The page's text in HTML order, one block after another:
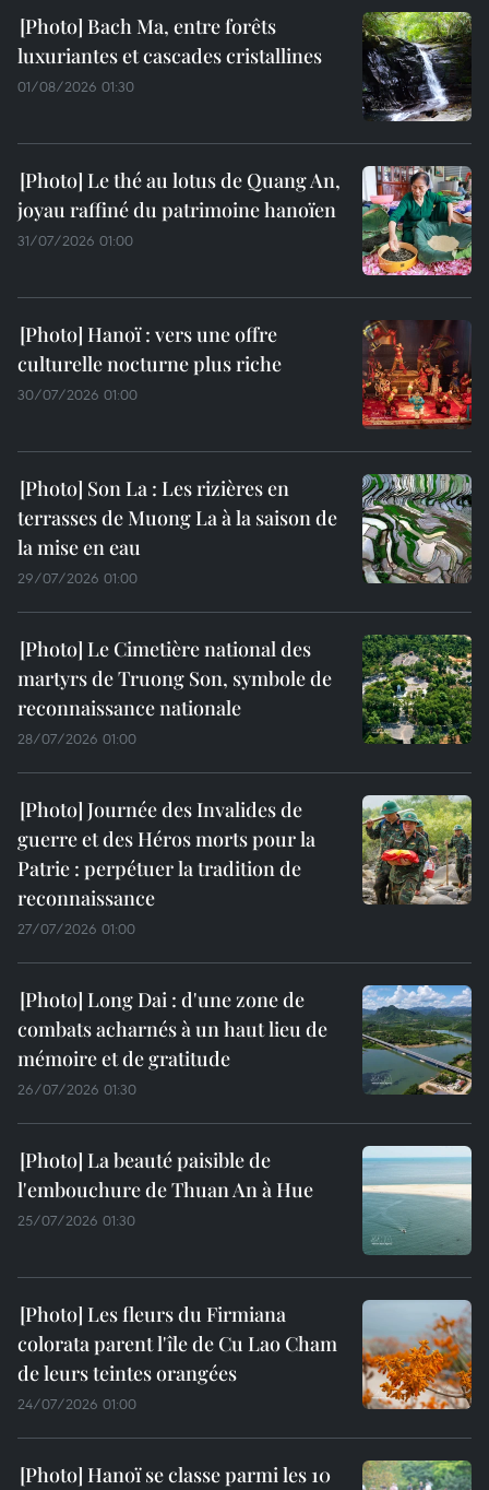
Bach Ma, entre forêts
luxuriantes et cascades cristallines
01/08/2026 01:30
Le thé au lotus de Quang An,
joyau raffiné du patrimoine hanoïen
31/07/2026 01:00
Hanoï : vers une offre
culturelle nocturne plus riche
30/07/2026 01:00
Son La : Les rizières en
terrasses de Muong La à la saison de
la mise en eau
29/07/2026 01:00
Le Cimetière national des
martyrs de Truong Son, symbole de
reconnaissance nationale
28/07/2026 01:00
Journée des Invalides de
guerre et des Héros morts pour la
Patrie : perpétuer la tradition de
reconnaissance
27/07/2026 01:00
Long Dai : d'une zone de
combats acharnés à un haut lieu de
mémoire et de gratitude
26/07/2026 01:30
La beauté paisible de
l'embouchure de Thuan An à Hue
25/07/2026 01:30
Les fleurs du Firmiana
colorata parent l'île de Cu Lao Cham
de leurs teintes orangées
24/07/2026 01:00
Hanoï se classe parmi les 10